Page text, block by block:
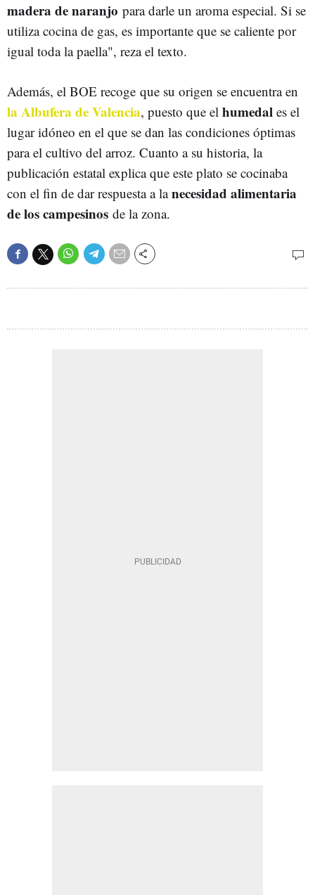
madera de naranjo para darle un aroma especial. Si se
utiliza cocina de gas, es importante que se caliente por
igual toda la paella", reza el texto.
Además, el BOE recoge que su origen se encuentra en
la Albufera de Valencia, puesto que el humedal es el
lugar idóneo en el que se dan las condiciones óptimas
para el cultivo del arroz. Cuanto a su historia, la
publicación estatal explica que este plato se cocinaba
con el fin de dar respuesta a lanecesidad alimentaria
de los campesinos de la zona.